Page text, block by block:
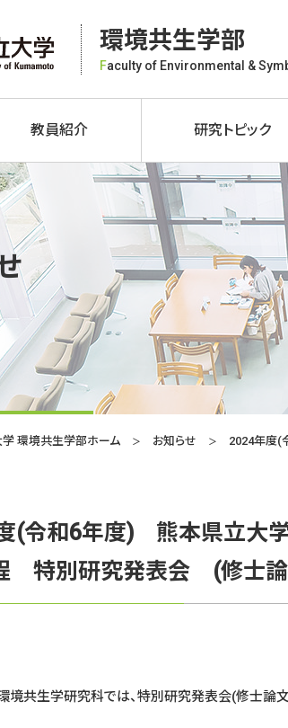
環境共生学部
Faculty of Environmental &
教員紹介 研究トピック
環境共生学部ホーム お知らせ 2024年度
(令和6年度) 熊本県立
特別研究発表会 (修士論
共生学研究科では、特別研究発表会(修士論